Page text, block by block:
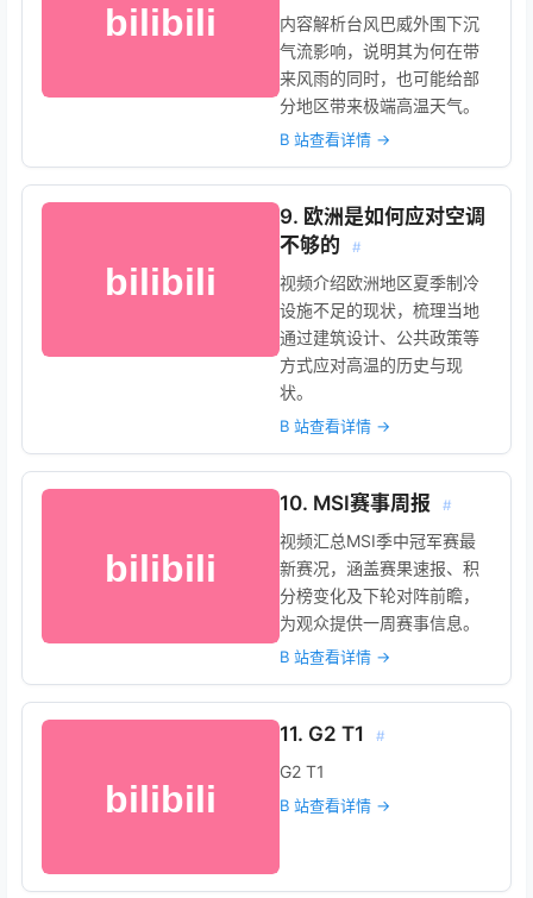
内容解析台风巴威外围下沉
气流影响，说明其为何在带
来风雨的同时，也可能给部
分地区带来极端高温天气。
B 站查看详情 →
9. 欧洲是如何应对空调
不够的
#
视频介绍欧洲地区夏季制冷
设施不足的现状，梳理当地
通过建筑设计、公共政策等
方式应对高温的历史与现
状。
B 站查看详情 →
10. MSI赛事周报 #
视频汇总MSI季中冠军赛最
新赛况，涵盖赛果速报、积
分榜变化及下轮对阵前瞻，
为观众提供一周赛事信息。
B 站查看详情 →
11. G2 T1 #
G2 T1
B 站查看详情 →